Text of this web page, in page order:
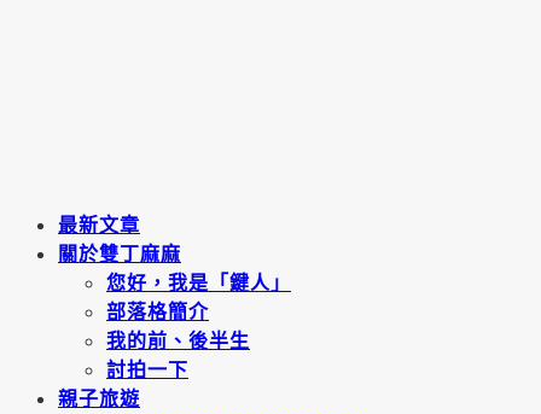
最新文章
關於雙丁麻麻
您好，我是「鍵人」
部落格簡介
我的前、後半生
討拍一下
親子旅遊